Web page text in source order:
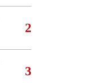
2
3